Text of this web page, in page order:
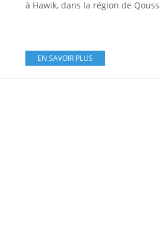
à Hawik, dans la région de
EN SAVOIR PLUS